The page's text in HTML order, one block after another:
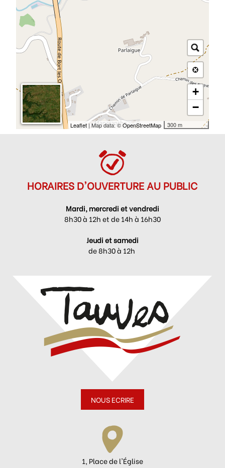
+
−
300 m
Leaflet| Map data: ©OpenStreetMap
HORAIRES D'OUVERTURE AU PUBLIC
Mardi, mercredi et vendredi
8h30 à 12h et de 14h à 16h30
Jeudi et samedi
de 8h30 à 12h
NOUS ECRIRE
1, Place de l'Église